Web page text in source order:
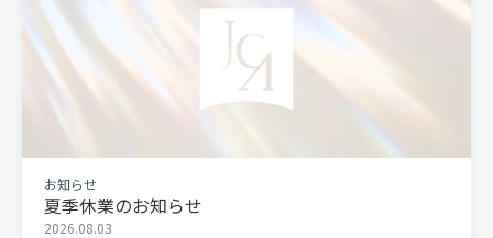
お知らせ
夏季休業のお知らせ
2026.08.03